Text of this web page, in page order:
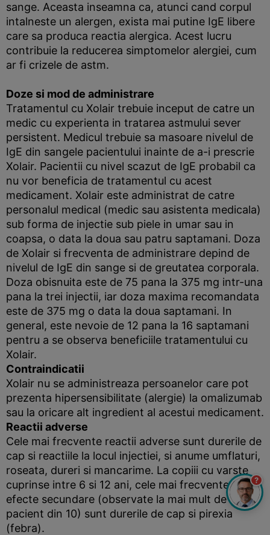
sange. Aceasta inseamna ca, atunci cand corpul
intalneste un alergen, exista mai putine IgE libere
care sa produca reactia alergica. Acest lucru
contribuie la reducerea simptomelor alergiei, cum
ar fi crizele de astm.
Doze si mod de administrare
Tratamentul cu Xolair trebuie inceput de catre un
medic cu experienta in tratarea astmului sever
persistent. Medicul trebuie sa masoare nivelul de
IgE din sangele pacientului inainte de a-i prescrie
Xolair. Pacientii cu nivel scazut de IgE probabil ca
nu vor beneficia de tratamentul cu acest
medicament. Xolair este administrat de catre
personalul medical (medic sau asistenta medicala)
sub forma de injectie sub piele in umar sau in
coapsa, o data la doua sau patru saptamani. Doza
de Xolair si frecventa de administrare depind de
nivelul de IgE din sange si de greutatea corporala.
Doza obisnuita este de 75 pana la 375 mg intr-una
pana la trei injectii, iar doza maxima recomandata
este de 375 mg o data la doua saptamani. In
general, este nevoie de 12 pana la 16 saptamani
pentru a se observa beneficiile tratamentului cu
Xolair.
Contraindicatii
Xolair nu se administreaza persoanelor care pot
prezenta hipersensibilitate (alergie) la omalizumab
sau la oricare alt ingredient al acestui medicament.
Reactii adverse
Cele mai frecvente reactii adverse sunt durerile de
cap si reactiile la locul injectiei, si anume umflaturi,
roseata, dureri si mancarime. La copiii cu varste
cuprinse intre 6 si 12 ani, cele mai frecvente
efecte secundare (observate la mai mult de 1
pacient din 10) sunt durerile de cap si pirexia
(febra).
?